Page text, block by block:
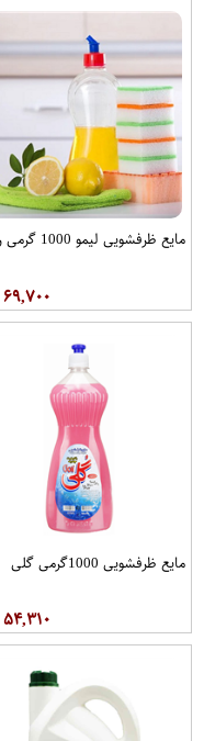
مایع ظرفشویی لیمو 1000 گرمی رویال
۶۹,۷۰۰
مایع ظرفشویی 1000گرمی گلی
۵۴,۳۱۰